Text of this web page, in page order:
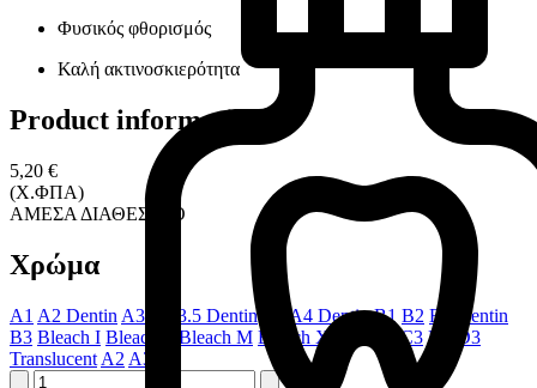
Φυσικός φθορισμός
Καλή ακτινοσκιερότητα
Product information
5,20 €
(Χ.ΦΠΑ)
ΑΜΕΣΑ ΔΙΑΘΕΣΙΜΟ
Χρώμα
A1 A2 Dentin A3.5 A3.5 Dentin A4 Dentin B1 B2 B2 Dentin
B3 Bleach I Bleach L Bleach M Bleach XL C3 D2
D3
Translucent A2 A3